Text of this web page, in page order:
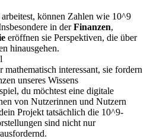
können Zahlen wie 10^9
in derFinanzen,
eröffnen sie Perspektiven, die über
hinausgehen.
interessant, sie fordern
unseres Wissens
du möchtest eine digitale
von Nutzerinnen und Nutzern
Projekt tatsächlich die 10^9-
sind nicht nur